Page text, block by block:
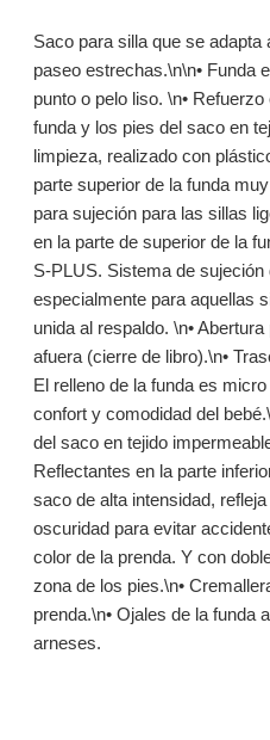
Saco para silla que se
paseo estrechas.\n\n• Funda
punto o pelo liso. \n•
funda y los pies del saco en
limpieza, realizado con
parte superior de la funda
para sujeción para las sillas
en la parte de superior de la
S-PLUS. Sistema de sujeción
especialmente para aquellas
unida al respaldo. \n•
afuera (cierre de libro).\n•
El relleno de la funda es
confort y comodidad del
del saco en tejido
Reflectantes en la parte
saco de alta intensidad,
oscuridad para evitar
color de la prenda. Y con
zona de los pies.\n•
prenda.\n• Ojales de la funda
arneses.